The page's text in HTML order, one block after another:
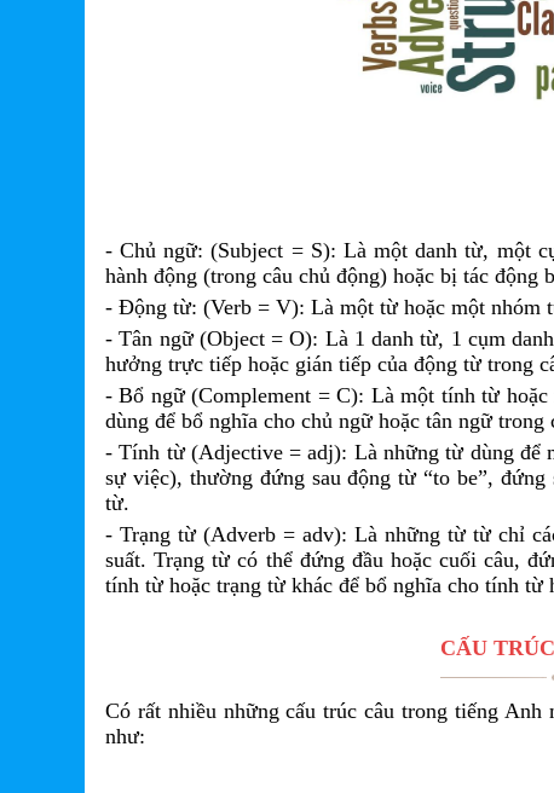
- Chủ ngữ: (Subject = S): Là một danh từ, một
hành động (trong câu chủ động) hoặc bị tác động
- Động từ: (Verb = V): Là một từ hoặc một nhóm
- Tân ngữ (Object = O): Là 1 danh từ, 1 cụm
hưởng trực tiếp hoặc gián tiếp của động từ trong
- Bổ ngữ (Complement = C): Là một tính từ
dùng để bổ nghĩa cho chủ ngữ hoặc tân ngữ trong
- Tính từ (Adjective = adj): Là những từ dùng để
sự việc), thường đứng sau động từ “to be”,
từ.
- Trạng từ (Adverb = adv): Là những từ từ chỉ
suất. Trạng từ có thể đứng đầu hoặc cuối câu,
tính từ hoặc trạng từ khác để bổ nghĩa cho tính từ
CẤU
Có rất nhiều những cấu trúc câu trong tiếng
như: